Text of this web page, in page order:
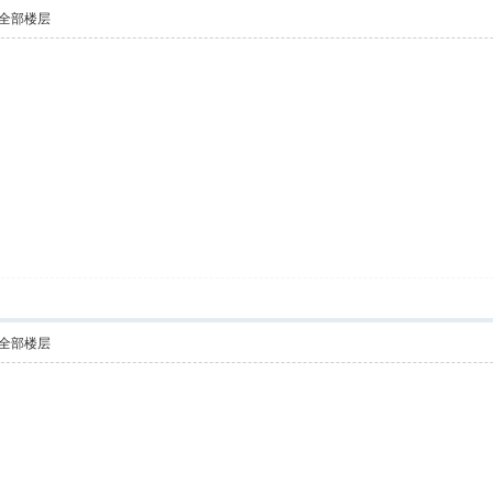
部楼层
部楼层